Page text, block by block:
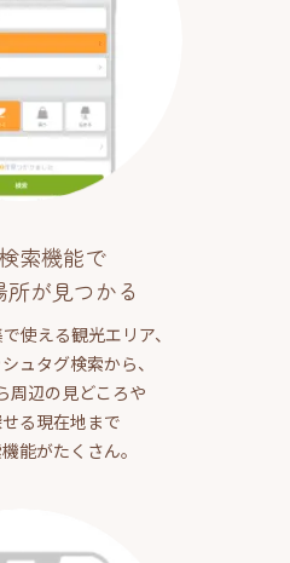
索機能で
が見つかる
使える観光エリア、
ュタグ検索から、
周辺の見どころや
る現在地まで
能がたくさん。